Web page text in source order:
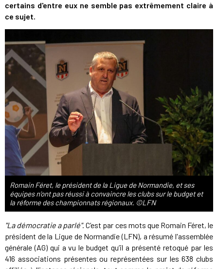
certains d'entre eux ne semble pas extrêmement claire à
ce sujet.
Romain Féret, le président de la Ligue de Normandie, et ses
équipes n’ont pas réussi à convaincre les clubs sur le budget et
la réforme des championnats régionaux. ©LFN
"La démocratie a parlé". C’est par ces mots que Romain Féret, le
président de la Ligue de Normandie (LFN), a résumé l'assemblée
générale (AG) qui a vu le budget qu’il a présenté retoqué par les
416 associations présentes ou représentées sur les 638 clubs